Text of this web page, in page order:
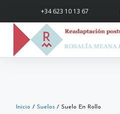
+34 623 10 13 67
Inicio / Suelos / Suelo En Rollo